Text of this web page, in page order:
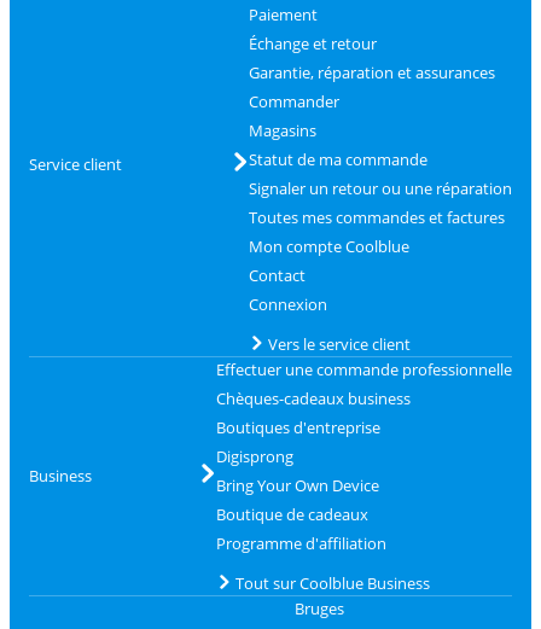
Service client
Paiement
Échange et retour
Garantie, réparation et assurances
Commander
Magasins
Statut de ma commande
Signaler un retour ou une réparation
Toutes mes commandes et factures
Mon compte Coolblue
Contact
Connexion
Vers le service client
Business
Effectuer une commande professionnelle
Chèques-cadeaux business
Boutiques d'entreprise
Digisprong
Bring Your Own Device
Boutique de cadeaux
Programme d'affiliation
Tout sur Coolblue Business
Bruges